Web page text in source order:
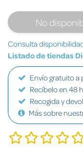
No
Consulta
Listado de tiendas
Envío gratuito a
Recíbelo en 48
Recogida y
Más sobre